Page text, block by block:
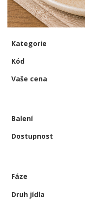
Kategorie
Kód
Vaše cena
Balení
Dostupnost
Fáze
Druh jídla